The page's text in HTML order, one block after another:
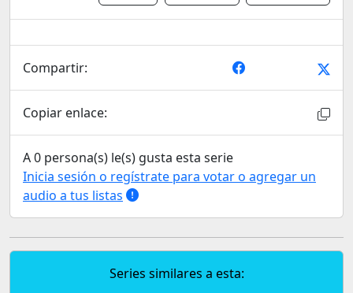
Compartir:
Copiar enlace:
A 0 persona(s) le(s) gusta esta serie
Inicia sesión o regístrate para votar o agregar un
audio a tus listas
Series similares a esta: